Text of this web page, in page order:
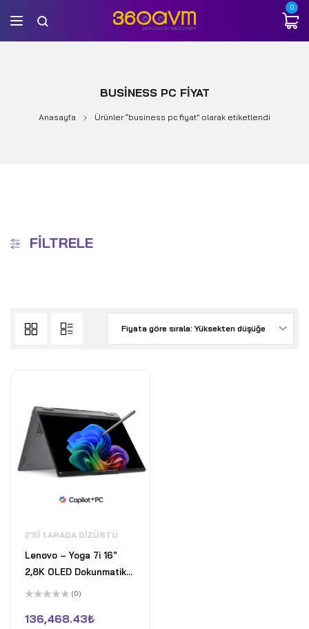
0
BUSINESS PC FIYAT
Anasayfa Ürünler “business pc fiyat” olarak etiketlendi
FILTRELE
Fiyata göre sırala: Yüksekten düşüğe
2'SI 1 ARADA DIZÜSTÜ
Lenovo – Yoga 7i 16"
2,8K OLED Dokunmatik
2'si 1 Arada Dizüstü
Ultra 7 258V - 32 GB
üzerinden
0
(0)
136,468.43₺